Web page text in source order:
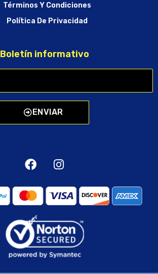
Términos Y Condiciones
Política De Privacidad
Boletín informativo
ENVIAR